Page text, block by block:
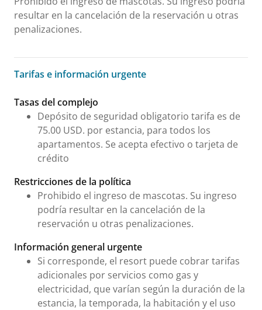
resultar en la cancelación de la reservación u otras
penalizaciones.
Tarifas e información urgente
Tarifas e información urgente
Tasas del complejo
Depósito de seguridad obligatorio tarifa es de
75.00 USD. por estancia, para todos los
apartamentos. Se acepta efectivo o tarjeta de
crédito
Restricciones de la política
Prohibido el ingreso de mascotas. Su ingreso
podría resultar en la cancelación de la
reservación u otras penalizaciones.
Información general urgente
Si corresponde, el resort puede cobrar tarifas
adicionales por servicios como gas y
electricidad, que varían según la duración de la
estancia, la temporada, la habitación y el uso